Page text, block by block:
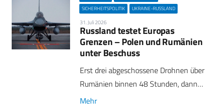
SICHERHEITSPOLITIK
UKRAINE-RUSSLAND
31. Juli 2026
Russland testet Europas
Grenzen – Polen und Rumänien
unter Beschuss
Erst drei abgeschossene Drohnen über
Rumänien binnen 48 Stunden, dann…
Mehr